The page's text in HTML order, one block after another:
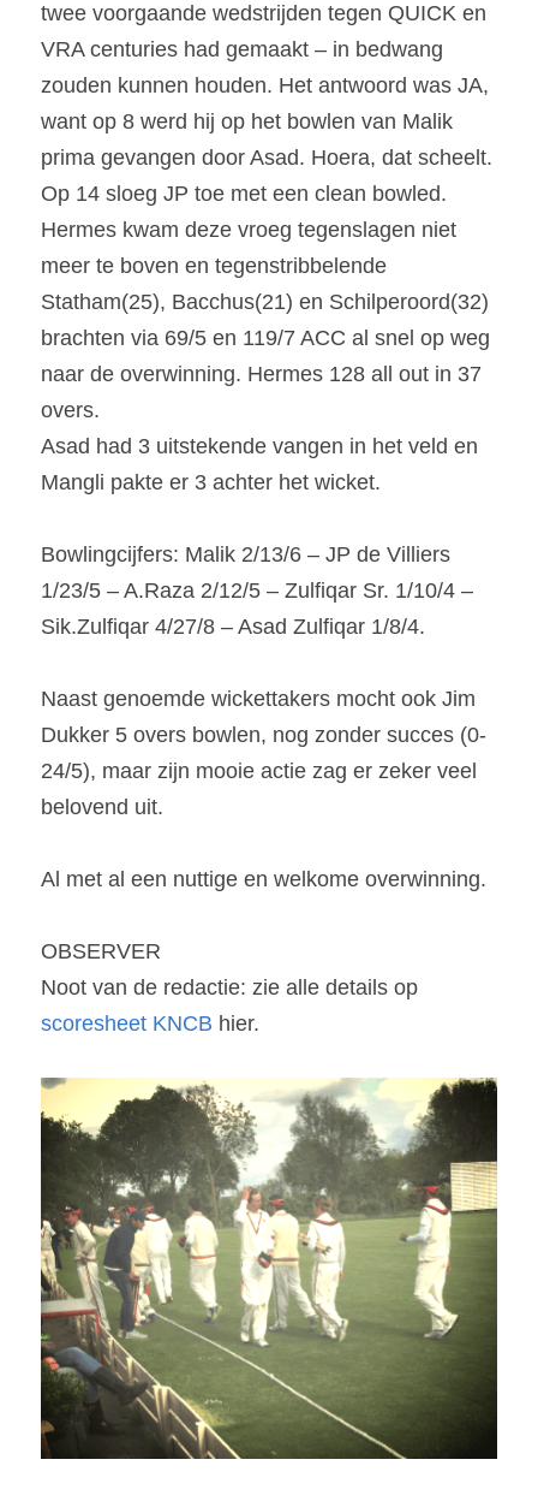
twee voorgaande wedstrijden tegen QUICK en
VRA centuries had gemaakt – in bedwang
zouden kunnen houden. Het antwoord was JA,
want op 8 werd hij op het bowlen van Malik
prima gevangen door Asad. Hoera, dat scheelt.
Op 14 sloeg JP toe met een clean bowled.
Hermes kwam deze vroeg tegenslagen niet
meer te boven en tegenstribbelende
Statham(25), Bacchus(21) en Schilperoord(32)
brachten via 69/5 en 119/7 ACC al snel op weg
naar de overwinning. Hermes 128 all out in 37
overs.
Asad had 3 uitstekende vangen in het veld en
Mangli pakte er 3 achter het wicket.
Bowlingcijfers: Malik 2/13/6 – JP de Villiers
1/23/5 – A.Raza 2/12/5 – Zulfiqar Sr. 1/10/4 –
Sik.Zulfiqar 4/27/8 – Asad Zulfiqar 1/8/4.
Naast genoemde wickettakers mocht ook Jim
Dukker 5 overs bowlen, nog zonder succes (0-
24/5), maar zijn mooie actie zag er zeker veel
belovend uit.
Al met al een nuttige en welkome overwinning.
OBSERVER
scoresheet KNCB hier.